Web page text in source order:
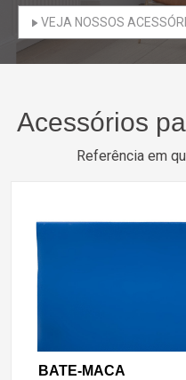
VEJA NOSSOS
Acessórios
Referência em
BATE-MACA